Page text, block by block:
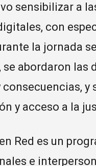
sensibilizar a
con
la jornada
abordaron las
y acceso a la
Red es un
e